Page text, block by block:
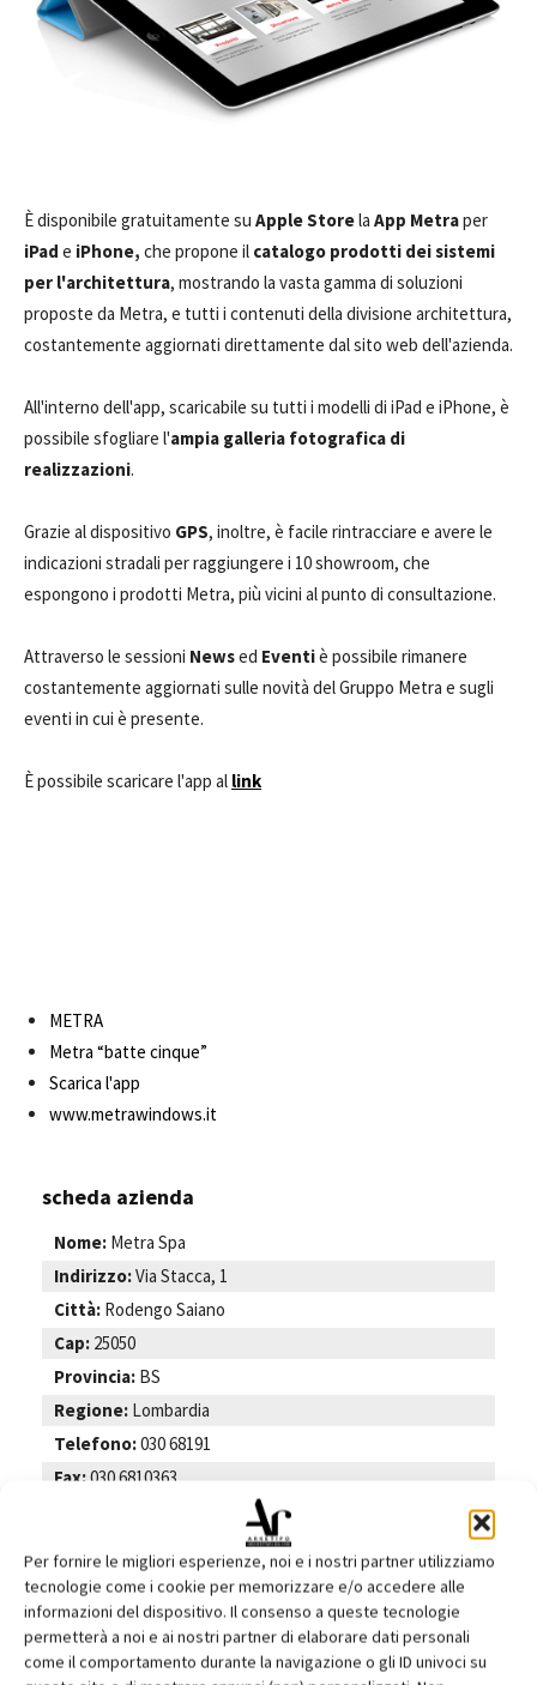
Per fornire le migliori esperienze, noi e i nostri partner utilizziamo
tecnologie come i cookie per memorizzare e/o accedere alle
informazioni del dispositivo. Il consenso a queste tecnologie
permetterà a noi e ai nostri partner di elaborare dati personali
come il comportamento durante la navigazione o gli ID univoci su
È disponibile gratuitamente su Apple Storela App Metraper
iPad e iPhone, che propone il catalogo prodotti dei sistemi
per l'architettura, mostrando la vasta gamma di soluzioni
proposte da Metra, e tutti i contenuti della divisione architettura,
costantemente aggiornati direttamente dal sito web dell'azienda.
All'interno dell'app, scaricabile su tutti i modelli di iPad e iPhone, è
possibile sfogliare l'ampia galleria fotografica di
realizzazioni.
Grazie al dispositivo GPS, inoltre, è facile rintracciare e avere le
indicazioni stradali per raggiungere i 10 showroom, che
espongono i prodotti Metra, più vicini al punto di consultazione.
Attraverso le sessioni Newsed Eventiè possibile rimanere
costantemente aggiornati sulle novità del Gruppo Metra e sugli
eventi in cui è presente.
È possibile scaricare l'app al link
METRA
Metra “batte cinque”
Scarica l'app
www.metrawindows.it
scheda azienda
Nome: Metra Spa
Indirizzo:Via Stacca, 1
Città: Rodengo Saiano
Cap: 25050
Provincia: BS
Regione: Lombardia
Telefono:030 68191
Fax:030 6810363
servizioclienti@metra.it
TAGS Web e Tv